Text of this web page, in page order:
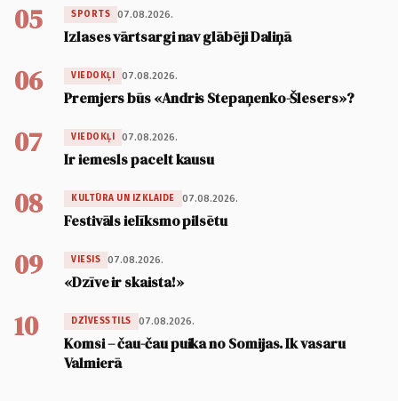
05 SPORTS 07.08.2026.
Izlases vārtsargi nav glābēji Daliņā
06 VIEDOKĻI 07.08.2026.
Premjers būs «Andris Stepaņenko-Šlesers»?
07 VIEDOKĻI 07.08.2026.
Ir iemesls pacelt kausu
08 KULTŪRA UN IZKLAIDE 07.08.2026.
Festivāls ielīksmo pilsētu
09 VIESIS 07.08.2026.
«Dzīve ir skaista!»
10 DZĪVESSTILS 07.08.2026.
Komsi – čau-čau puika no Somijas. Ik vasaru
Valmierā